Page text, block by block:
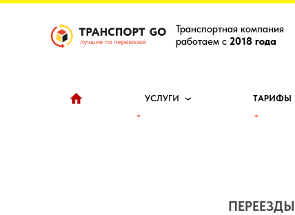
Транспортная компания
работаем с 2018 года
ТАРИФЫ
УСЛУГИ
ПЕРЕЕЗДЫ